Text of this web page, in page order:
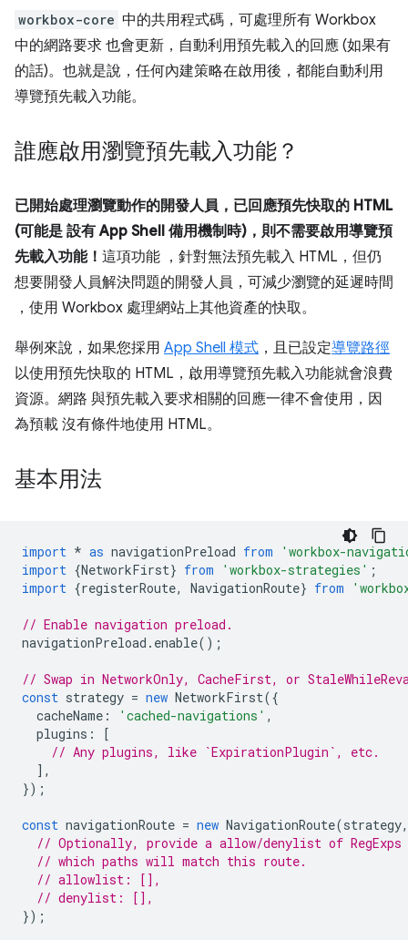
workbox-core 中的共用程式碼，可處理所有 Workbox
中的網路要求 也會更新，自動利用預先載入的回應 (如果有
的話)。也就是說，任何內建策略在啟用後，都能自動利用
導覽預先載入功能。
誰應啟用瀏覽預先載入功能？
已開始處理瀏覽動作的開發人員，已回應預先快取的 HTML
(可能是 設有 App Shell 備用機制時)，則不需要啟用導覽預
先載入功能！ 這項功能 ，針對無法預先載入 HTML，但仍
想要開發人員解決問題的開發人員，可減少瀏覽的延遲時間
，使用 Workbox 處理網站上其他資產的快取。
舉例來說，如果您採用 App Shell 模式 ，且已設定導覽路徑
以使用預先快取的 HTML，啟用導覽預先載入功能就會浪費
資源。網路 與預先載入要求相關的回應一律不會使用，因
為預載 沒有條件地使用 HTML。
基本用法
import * as navigationPreload from
'workbox-
import {NetworkFirst} from 'workbox-strategies' ;
import {registerRoute, NavigationRoute} from
// Enable navigation preload.
navigationPreload . enable();
// Swap in NetworkOnly, CacheFirst, or
const strategy = new NetworkFirst({
cacheName : 'cached-navigations' ,
plugins :
[
// Any plugins, like `ExpirationPlugin`, etc.
],
});
const navigationRoute = new NavigationRoute(strategy,
// Optionally, provide a allow/denylist of RegExps
// which paths will match this route.
// allowlist: [],
// denylist: [],
});